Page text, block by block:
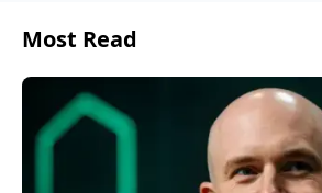
Most Read